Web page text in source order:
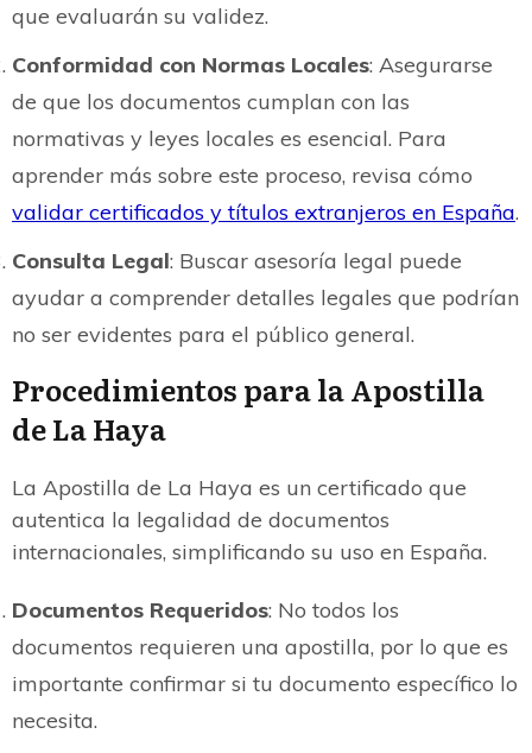
que evaluarán su validez.
Conformidad con Normas Locales: Asegurarse
de que los documentos cumplan con las
normativas y leyes locales es esencial. Para
aprender más sobre este proceso, revisa cómo
validar certificados y títulos extranjeros en España.
Consulta Legal: Buscar asesoría legal puede
ayudar a comprender detalles legales que podrían
no ser evidentes para el público general.
Procedimientos para la Apostilla
de La Haya
La Apostilla de La Haya es un certificado que
autentica la legalidad de documentos
internacionales, simplificando su uso en España.
Documentos Requeridos: No todos los
documentos requieren una apostilla, por lo que es
importante confirmar si tu documento específico lo
necesita.